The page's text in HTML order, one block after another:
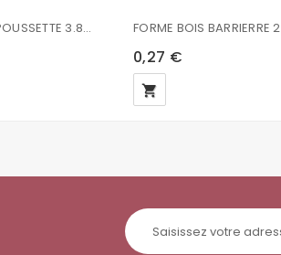
FORME BOIS POUSSETTE 3.8X3.9X0.2CM
0,27 €
local_grocery_store